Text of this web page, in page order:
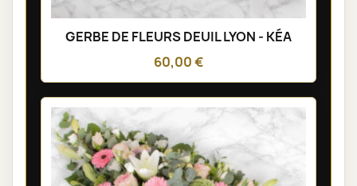
GERBE DE FLEURS DEUIL LYON - KÉA
60,00 €